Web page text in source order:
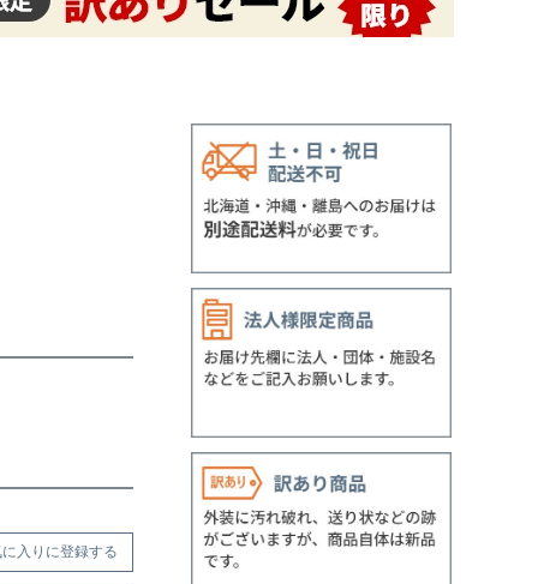
入りに登録する